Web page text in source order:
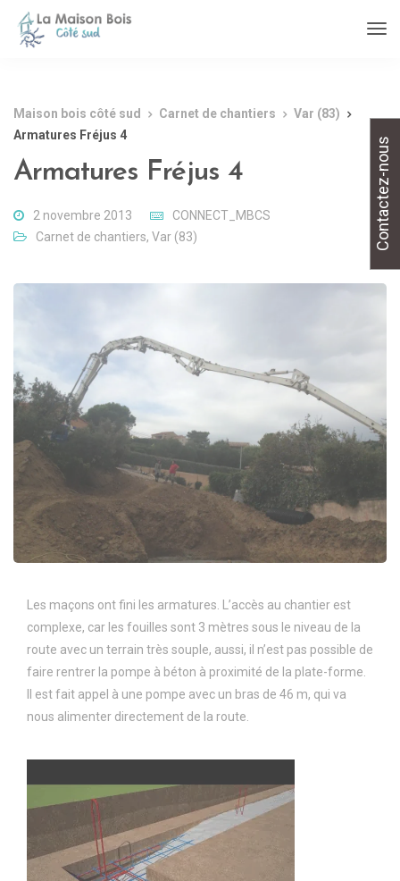
Maison bois côté sud Carnet de chantiers
Var (83)
Armatures Fréjus 4
Armatures Fréjus 4
2 novembre 2013
CONNECT_MBCS
Carnet de chantiers, Var (83)
Les maçons ont fini les armatures. L’accès au chantier est
complexe, car les fouilles sont 3 mètres sous le niveau de la
route avec un terrain très souple, aussi, il n’est pas possible de
faire rentrer la pompe à béton à proximité de la plate-forme.
Il est fait appel à une pompe avec un bras de 46 m, qui va
nous alimenter directement de la route.
Contactez-nous